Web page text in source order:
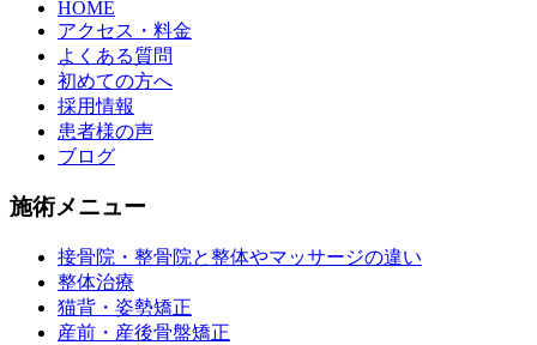
HOME
アクセス・料金
よくある質問
初めての方へ
採用情報
患者様の声
ブログ
施術メニュー
接骨院・整骨院と整体やマッサージの違い
整体治療
猫背・姿勢矯正
産前・産後骨盤矯正